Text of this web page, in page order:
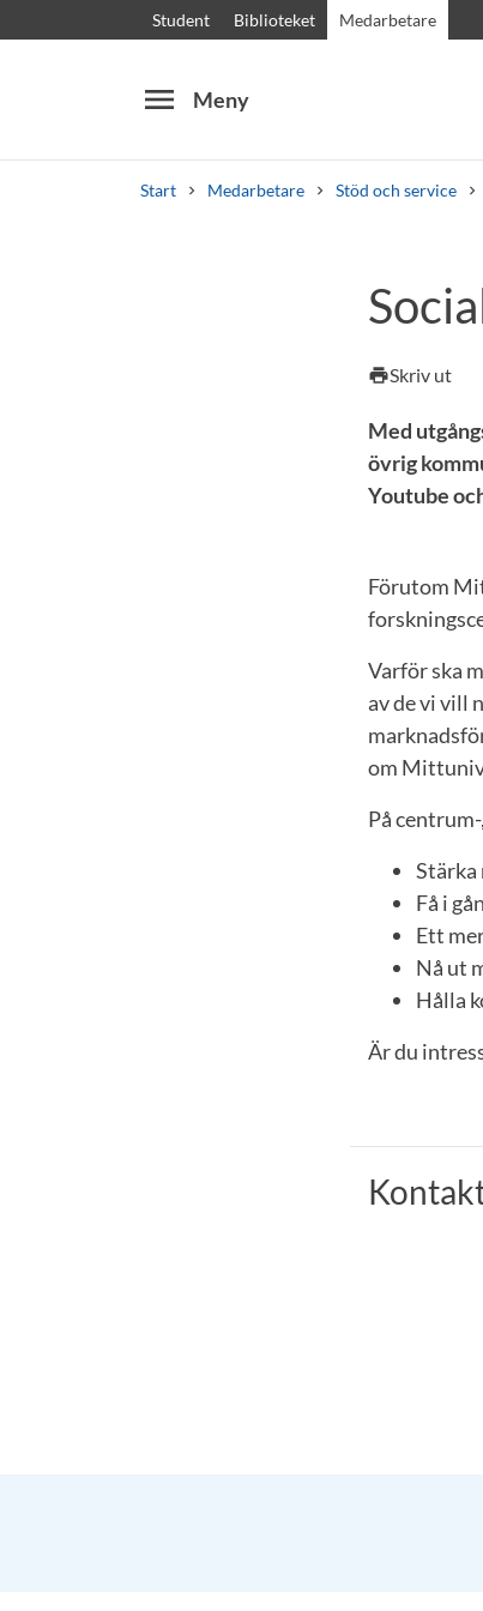
Student Biblioteket Medarbetare
menu Meny
Start Medarbetare Stöd och service
Kursplaner
printSkriv ut
Med
övrig
Youtube
Förutom
Varför ska
av de vi vill
om
På
Stärka
Få i
Ett
Nå ut
Hålla
Är du